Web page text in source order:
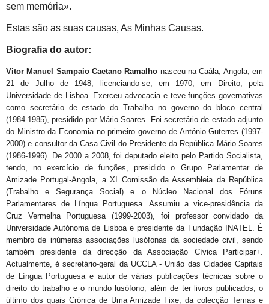
sem memória».
Estas são as suas causas, As Minhas Causas.
Biografia do autor:
Vitor Manuel Sampaio Caetano Ramalho nasceu na Caála, Angola, em
21 de Julho de 1948, licenciando-se, em 1970, em Direito, pela
Universidade de Lisboa. Exerceu advocacia e teve funções governativas
como secretário de estado do Trabalho no governo do bloco central
(1984-1985), presidido por Mário Soares. Foi secretário de estado adjunto
do Ministro da Economia no primeiro governo de António Guterres (1997-
2000) e consultor da Casa Civil do Presidente da República Mário Soares
(1986-1996). De 2000 a 2008, foi deputado eleito pelo Partido Socialista,
tendo, no exercício de funções, presidido o Grupo Parlamentar de
Amizade Portugal-Angola, a XI Comissão da Assembleia da República
(Trabalho e Segurança Social) e o Núcleo Nacional dos Fóruns
Parlamentares de Língua Portuguesa. Assumiu a vice-presidência da
Cruz Vermelha Portuguesa (1999-2003), foi professor convidado da
Universidade Autónoma de Lisboa e presidente da Fundação INATEL. É
membro de inúmeras associações lusófonas da sociedade civil, sendo
também presidente da direcção da Associação Cívica Participar+.
Actualmente, é secretário-geral da UCCLA - União das Cidades Capitais
de Língua Portuguesa e autor de várias publicações técnicas sobre o
direito do trabalho e o mundo lusófono, além de ter livros publicados, o
último dos quais Crónica de Uma Amizade Fixe, da colecção Temas e